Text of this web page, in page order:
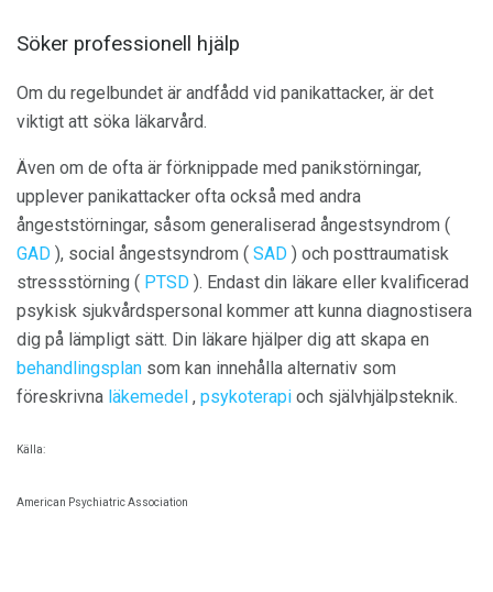
Söker professionell hjälp
Om du regelbundet är andfådd vid panikattacker, är det
viktigt att söka läkarvård.
Även om de ofta är förknippade med panikstörningar,
upplever panikattacker ofta också med andra
ångeststörningar, såsom generaliserad ångestsyndrom (
GAD ), social ångestsyndrom ( SAD ) och posttraumatisk
stressstörning ( PTSD ). Endast din läkare eller kvalificerad
psykisk sjukvårdspersonal kommer att kunna diagnostisera
dig på lämpligt sätt. Din läkare hjälper dig att skapa en
behandlingsplan som kan innehålla alternativ som
föreskrivna läkemedel , psykoterapi och självhjälpsteknik.
Källa:
American Psychiatric Association